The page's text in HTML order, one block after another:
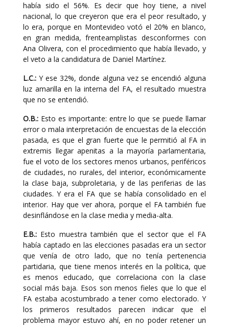
había sido el 56%. Es decir que hoy tiene, a nivel
nacional, lo que creyeron que era el peor resultado, y
lo era, porque en Montevideo votó el 20% en blanco,
en gran medida, frenteamplistas desconformes con
Ana Olivera, con el procedimiento que había llevado, y
el veto a la candidatura de Daniel Martínez.
L.C.: Y ese 32%, donde alguna vez se encendió alguna
luz amarilla en la interna del FA, el resultado muestra
que no se entendió.
O.B.: Esto es importante: entre lo que se puede llamar
error o mala interpretación de encuestas de la elección
pasada, es que el gran fuerte que le permitió al FA in
extremis llegar apenitas a la mayoría parlamentaria,
fue el voto de los sectores menos urbanos, periféricos
de ciudades, no rurales, del interior, económicamente
la clase baja, subproletaria, y de las periferias de las
ciudades. Y era el FA que se había consolidado en el
interior. Hay que ver ahora, porque el FA también fue
desinflándose en la clase media y media-alta.
E.B.: Esto muestra también que el sector que el FA
había captado en las elecciones pasadas era un sector
que venía de otro lado, que no tenía pertenencia
partidaria, que tiene menos interés en la política, que
es menos educado, que correlaciona con la clase
social más baja. Esos son menos fieles que lo que el
FA estaba acostumbrado a tener como electorado. Y
los primeros resultados parecen indicar que el
problema mayor estuvo ahí, en no poder retener un